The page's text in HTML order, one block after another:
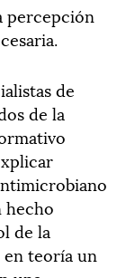
percepción
de
de la
hecho
de la
en teoría un